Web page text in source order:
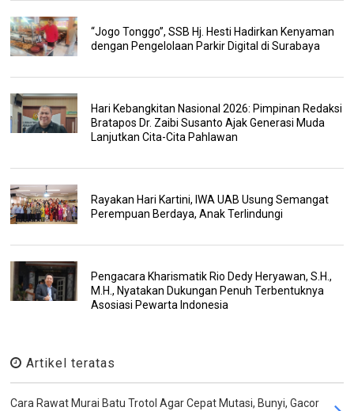
“Jogo Tonggo”, SSB Hj. Hesti Hadirkan Kenyaman
dengan Pengelolaan Parkir Digital di Surabaya
Hari Kebangkitan Nasional 2026: Pimpinan Redaksi
Bratapos Dr. Zaibi Susanto Ajak Generasi Muda
Lanjutkan Cita-Cita Pahlawan
Rayakan Hari Kartini, IWA UAB Usung Semangat
Perempuan Berdaya, Anak Terlindungi
Pengacara Kharismatik Rio Dedy Heryawan, S.H.,
M.H., Nyatakan Dukungan Penuh Terbentuknya
Asosiasi Pewarta Indonesia
Artikel teratas
Cara Rawat Murai Batu Trotol Agar Cepat Mutasi, Bunyi, Gacor